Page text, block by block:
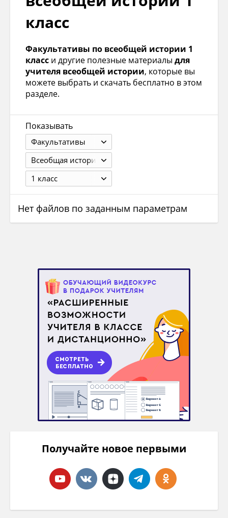
класс
Факультативы по всеобщей истории 1
класс и другие полезные материалы для
учителя всеобщей истории, которые вы
можете выбрать и скачать бесплатно в этом
разделе.
Показывать
Факультативы
Всеобщая история
1 класс
Нет файлов по заданным параметрам
Получайте новое первыми